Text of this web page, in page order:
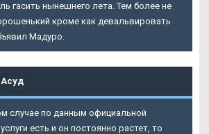
гасить нынешнего лета. Тем более не
кроме как девальвировать
Мадуро.
Асуд
случае по данным официальной
есть и он постоянно растет, то